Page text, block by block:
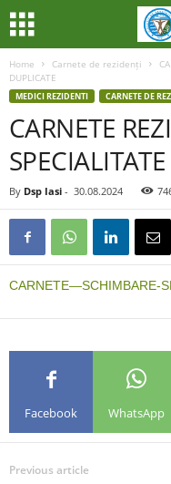
Home Carnete de rezidenți
DUPLICATE
MEDICI REZIDENTI CARNETE DE
CARNETE
By Dsp Iasi - 30.08.2024
CARNETE—SCHIMBARE-
Facebook WhatsApp
Previous article